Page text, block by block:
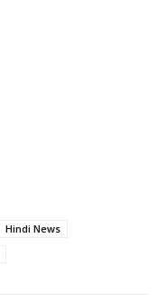
Hindi News